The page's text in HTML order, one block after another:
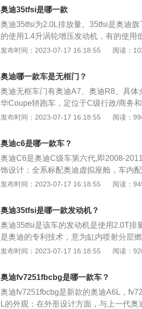
有驾官网）以下是对奥迪a7的3点介绍
优美的风格，柔和整洁、富有张力的表
迪a7的内饰设计采用wrap—around环抱
出整洁、优雅、充满安全感的宽敞空间
控性。
面：全新A6L提供高\低功率2.0T直列四
2.0T车型配备有12V弱混动系统，
扭矩320牛米。
奥迪35tfsi是哪一款
奥迪35tfsi为2.0L排放量。35tfsi是奥迪
的使用1.4升涡轮增压发动机，有的使用
代表排气量。35是指g值。车的加速性
压分为涡轮增压和机械增压)，fsi是缸内
率的小排量增压发动机，该发动机具有
喷、增压。简言之，是发动机技术参数
汽车，这款车有三厢版车型也有两厢版
功率为110kw,最大扭矩为250牛米，这
内直喷技术，并且使用了铝合金缸盖缸
动机，它的特点是在进气道中已经产生
进入燃烧室内，以分层填充的方式推动
载7挡双离合变速箱，最高车速是每小时
全带未系提示、疲劳驾驶提示和定速巡航
发布时间：2023-07-17 16:18:55 阅读：
奥迪哪一款车是无框门？
奥迪无框车门有奥迪A7、奥迪R8。具
华Coupe轿跑车，定位于C级行政/商务
行政轿车略大，但比D级豪华轿车小。
机。奥迪R8(奥迪R8)是德国汽车制造商
车，最高时速316km/h，奥迪R8是奥迪
博基尼Gallardo的开发平台，融合了奥
突破传统理念的设计。
发布时间：2023-07-17 16:18:55 阅读：
奥迪c6是哪一款车？
奥迪C6是奥迪C级车第六代,即2008-
饰设计：全系标配奥迪虚拟座舱，车内
触控屏，仪表则采用12.3全液晶仪表盘
T直列四缸发动机、3.0TV6发动机可供
统，40TFSI车型最大功率140kW，峰
的55TFSI车型配备48V轻混系统，最大
发布时间：2023-07-17 16:18:55 阅读：
奥迪35tfsi是哪一款发动机？
奥迪35tfsi是该车的发动机是使用2.0T排
是奥迪的专利技术，意为缸内喷射分层
的g值,该数字越大发动机的动力越强。
可以采用分层稀燃的方式来提高燃油经
热层作用，壁面传热损失降低，采用稀
高的压缩比，以提高燃油经济性。
发布时间：2023-07-17 16:18:55 阅读：
奥迪fv7251fbcbg是哪一款车？
奥迪fv7251fbcbg是新款的奥迪A6L，
L的外观：在外形设计方面，与上一代